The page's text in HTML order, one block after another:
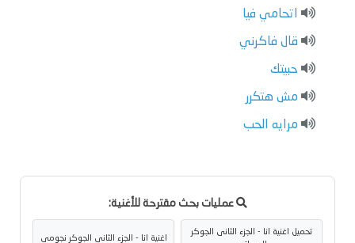
اتحامي فيا
قال فاكرني
حبيتك
مش هتكرر
مرايه الحب
عمليات بحث مقترحة للأغنية:
تحميل اغنية انا - الجزء الثانى الجوكر
اغنية انا - الجزء الثانى الجوكر نجومي